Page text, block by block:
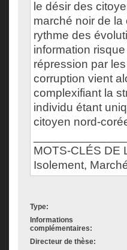
le désir des
marché noir de la
rythme des
information
répression par
corruption vient
complexifiant la
individu étant
citoyen nord-
MOTS-CLÉS DE
Isolement,
Type:
Informations
complémentaires:
Directeur de thèse: